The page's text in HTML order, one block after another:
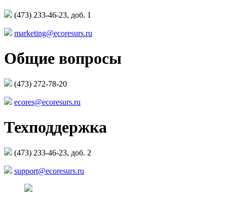
(473) 233-46-23, доб. 1
marketing@ecoresurs.ru
Общие вопросы
(473) 272-78-20
ecores@ecoresurs.ru
Техподдержка
(473) 233-46-23, доб. 2
support@ecoresurs.ru